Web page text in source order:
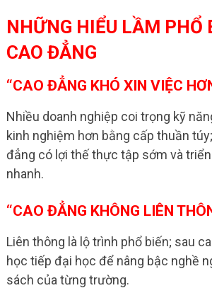
NHỮNG HIỂU LẦM PHỔ
CAO ĐẲNG
“CAO ĐẲNG KHÓ XIN VIỆC
Nhiều doanh nghiệp coi trọng kỹ
kinh nghiệm hơn bằng cấp thuần
đẳng có lợi thế thực tập sớm và
nhanh.
“CAO ĐẲNG KHÔNG LIÊN
Liên thông là lộ trình phổ biến; sau
học tiếp đại học để nâng bậc nghề
sách của từng trường.